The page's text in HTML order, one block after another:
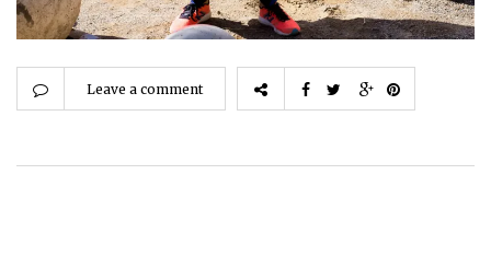
Leave a comment